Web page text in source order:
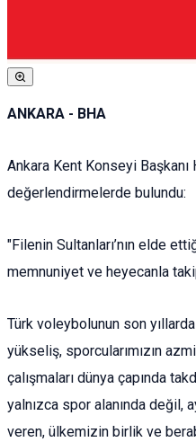
ANKARA - BHA
Ankara Kent Konseyi Başkanı
değerlendirmelerde bulundu:
​"Filenin Sultanları’nın elde
memnuniyet ve heyecanla
Türk voleybolunun son
yükseliş, sporcularımızın
çalışmaları dünya çapında
yalnızca spor alanında değil,
veren, ülkemizin birlik ve